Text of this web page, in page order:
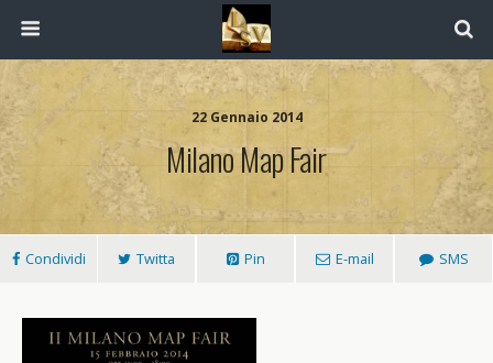
22 Gennaio 2014
Milano Map Fair
Condividi Twitta Pin E-mail SMS